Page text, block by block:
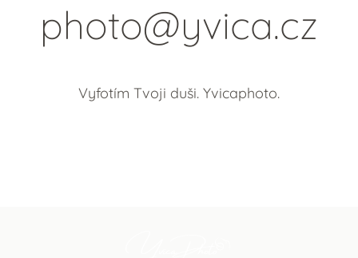
photo@yvica.cz
Vyfotím Tvoji duši. Yvicaphoto.